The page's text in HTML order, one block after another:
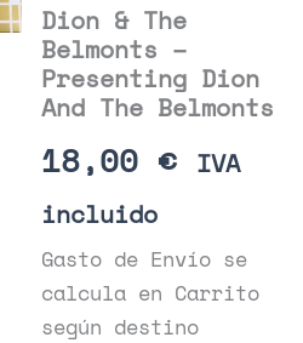
Dion & The
Belmonts –
Presenting Dion
And The Belmonts
18,00 € IVA
incluido
Gasto de Envío se
calcula en Carrito
según destino